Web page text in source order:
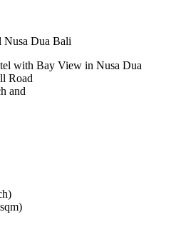
Nusa Dua Bali
with Bay View in Nusa Dua
Road
and